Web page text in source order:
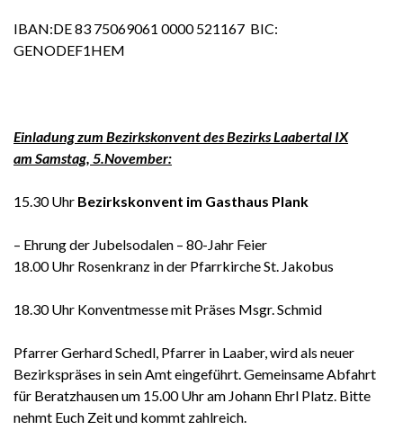
IBAN:DE 83 75069061 0000 521167 BIC:
GENODEF1HEM
Einladung zum Bezirkskonvent des Bezirks Laabertal IX
am Samstag, 5.November:
15.30 Uhr Bezirkskonvent im Gasthaus Plank
– Ehrung der Jubelsodalen – 80-Jahr Feier
18.00 Uhr Rosenkranz in der Pfarrkirche St. Jakobus
18.30 Uhr Konventmesse mit Präses Msgr. Schmid
Pfarrer Gerhard Schedl, Pfarrer in Laaber, wird als neuer
Bezirkspräses in sein Amt eingeführt. Gemeinsame Abfahrt
für Beratzhausen um 15.00 Uhr am Johann Ehrl Platz. Bitte
nehmt Euch Zeit und kommt zahlreich.